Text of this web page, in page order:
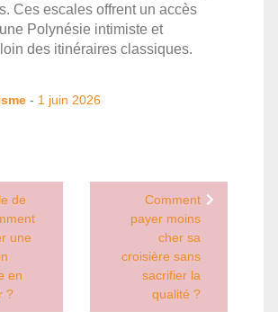
Ces escales offrent un accès
Polynésie intimiste et
des itinéraires classiques.
- 1 juin 2026
de
une
en
?
Comment
payer moins
cher sa
croisière sans
sacrifier la
qualité ?